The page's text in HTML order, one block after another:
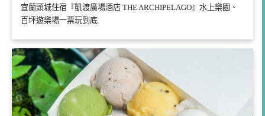
宜蘭頭城住宿『凱渡廣場酒店 THE ARCHIPELAGO』水上樂園、
百坪遊樂場一票玩到底